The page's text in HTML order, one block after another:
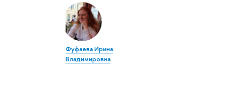
Фуфаева Ирина
Владимировна